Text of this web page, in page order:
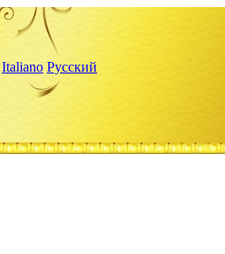
Italiano Русский